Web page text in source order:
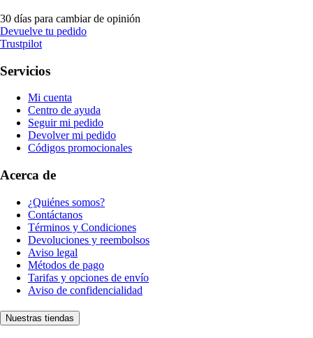
30 días para cambiar de opinión
Devuelve tu pedido
Trustpilot
Servicios
Mi cuenta
Centro de ayuda
Seguir mi pedido
Devolver mi pedido
Códigos promocionales
Acerca de
¿Quiénes somos?
Contáctanos
Términos y Condiciones
Devoluciones y reembolsos
Aviso legal
Métodos de pago
Tarifas y opciones de envío
Aviso de confidencialidad
Nuestras tiendas